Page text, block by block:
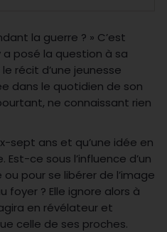
la guerre ? » C’est
a posé la question à sa
récit d’une jeunesse
dans le quotidien de son
ne connaissant rien
sept ans et qu’une idée en
ce sous l’influence d’un
pour se libérer de l’image
? Elle ignore alors à
en révélateur et
celle de ses proches.